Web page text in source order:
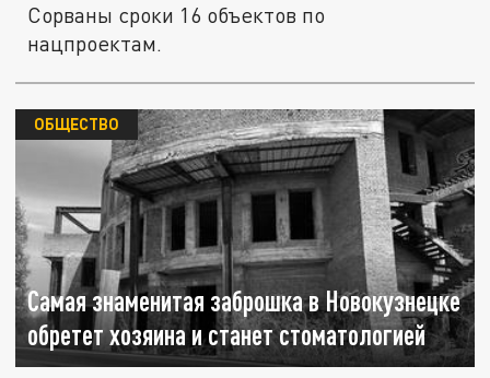
Сорваны сроки 16 объектов по
нацпроектам.
Самая знаменитая заброшка в Новокузнецке
обретет хозяина и станет стоматологией
ОБЩЕСТВО